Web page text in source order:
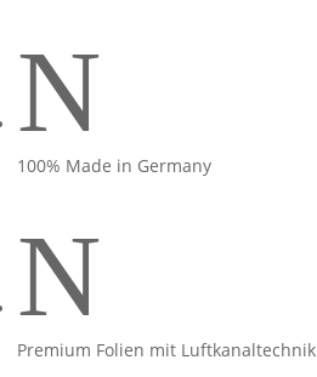
N
100% Made in Germany
N
Premium Folien mit Luftkanaltechnik